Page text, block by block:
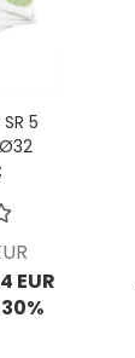
5
EUR